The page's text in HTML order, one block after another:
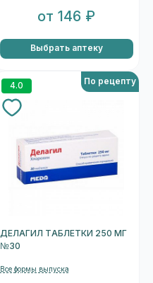
от 146 ₽
Выбрать аптеку
4.0 По рецепту
ДЕЛАГИЛ ТАБЛЕТКИ 250 МГ
№30
Все формы выпуска